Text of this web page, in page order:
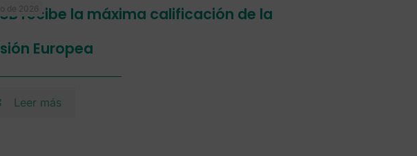
de 2026recibe la máxima calificación de la
Europea
Leer más